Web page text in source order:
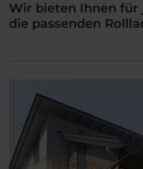
Wir bieten Ihnen für
die passenden